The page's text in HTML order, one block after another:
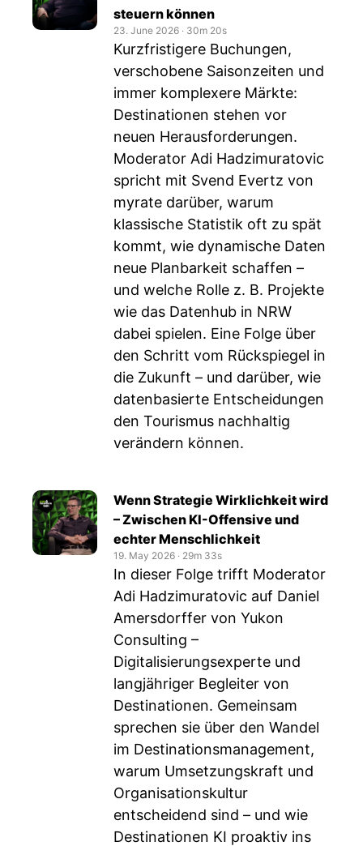
steuern können
23. June 2026 ‧ 30m 20s
Kurzfristigere Buchungen,
verschobene Saisonzeiten und
immer komplexere Märkte:
Destinationen stehen vor
neuen Herausforderungen.
Moderator Adi Hadzimuratovic
spricht mit Svend Evertz von
myrate darüber, warum
klassische Statistik oft zu spät
kommt, wie dynamische Daten
neue Planbarkeit schaffen –
und welche Rolle z. B. Projekte
wie das Datenhub in NRW
dabei spielen. Eine Folge über
den Schritt vom Rückspiegel in
die Zukunft – und darüber, wie
datenbasierte Entscheidungen
den Tourismus nachhaltig
verändern können.
Wenn Strategie Wirklichkeit wird
– Zwischen KI-Offensive und
echter Menschlichkeit
19. May 2026 ‧ 29m 33s
In dieser Folge trifft Moderator
Adi Hadzimuratovic auf Daniel
Amersdorffer von Yukon
Consulting –
Digitalisierungsexperte und
langjähriger Begleiter von
Destinationen. Gemeinsam
sprechen sie über den Wandel
im Destinationsmanagement,
warum Umsetzungskraft und
Organisationskultur
entscheidend sind – und wie
Destinationen KI proaktiv ins